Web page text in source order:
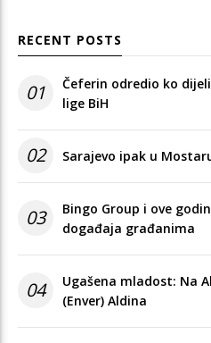
RECENT POSTS
01
Čeferin odredio ko
lige BiH
02 Sarajevo ipak u
03
Bingo Group i ove
događaja građanima
04
Ugašena mladost: Na
(Enver) Aldina